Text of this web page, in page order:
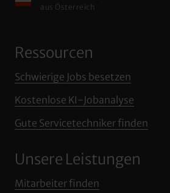
aus Österreich
Ressourcen
Schwierige Jobs besetzen
Kostenlose KI‒ Jobanalyse
Gute Servicetechniker finden
Unsere Leistungen
Mitarbeiter finden